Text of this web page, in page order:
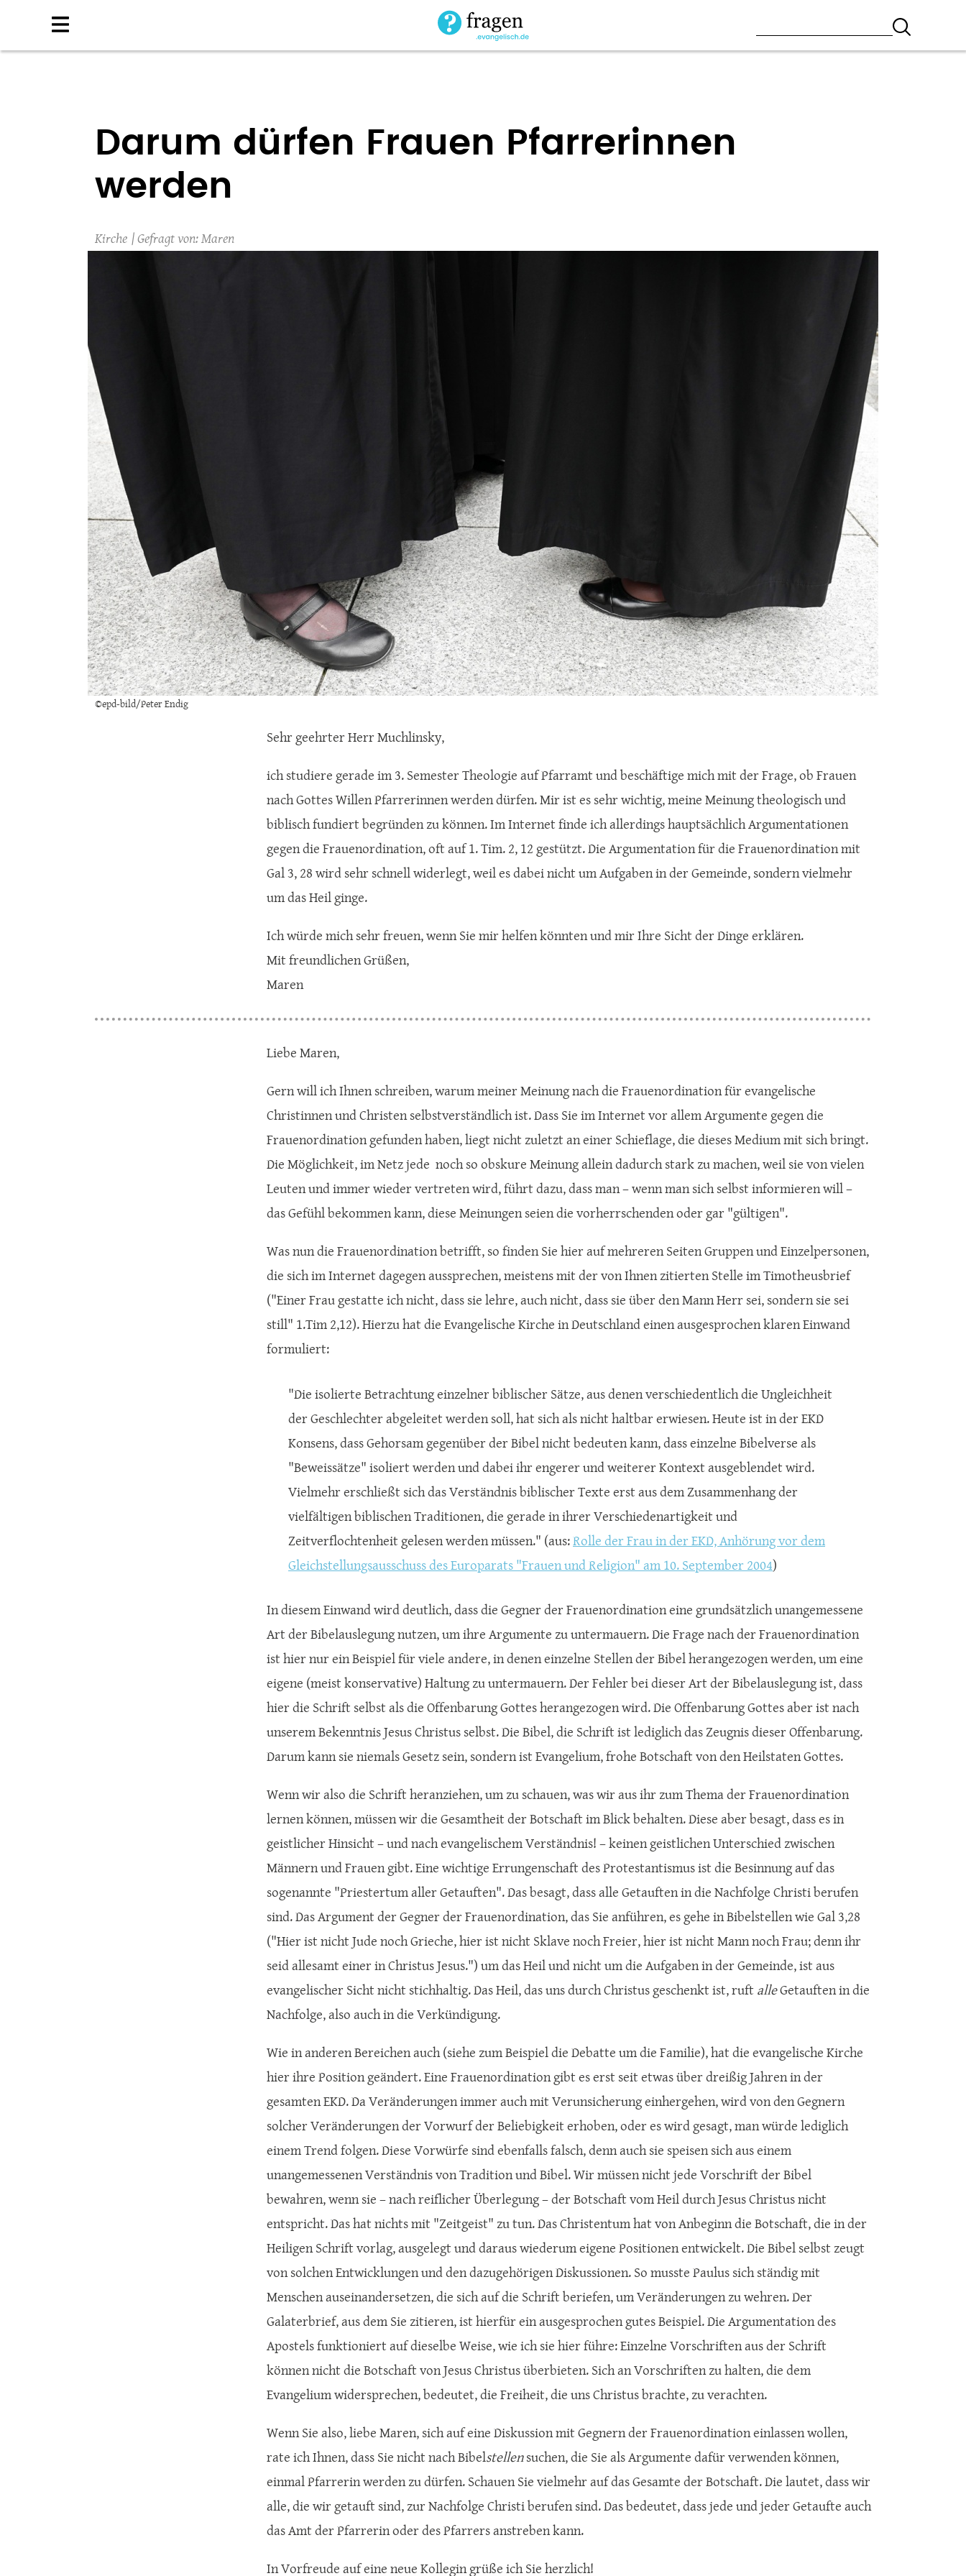
Darum dürfen Frauen Pfarrerinnen
werden
Kirche Maren
©epd-bild/Peter Endig
Sehr geehrter Herr Muchlinsky,
ich studiere gerade im 3. Semester Theologie auf Pfarramt und beschäftige mich mit der Frage, ob Frauen
nach Gottes Willen Pfarrerinnen werden dürfen. Mir ist es sehr wichtig, meine Meinung theologisch und
biblisch fundiert begründen zu können. Im Internet finde ich allerdings hauptsächlich Argumentationen
gegen die Frauenordination, oft auf 1. Tim. 2, 12 gestützt. Die Argumentation für die Frauenordination mit
Gal 3, 28 wird sehr schnell widerlegt, weil es dabei nicht um Aufgaben in der Gemeinde, sondern vielmehr
um das Heil ginge.
Ich würde mich sehr freuen, wenn Sie mir helfen könnten und mir Ihre Sicht der Dinge erklären.
Mit freundlichen Grüßen,
Maren
Liebe Maren,
Gern will ich Ihnen schreiben, warum meiner Meinung nach die Frauenordination für evangelische
Christinnen und Christen selbstverständlich ist. Dass Sie im Internet vor allem Argumente gegen die
Frauenordination gefunden haben, liegt nicht zuletzt an einer Schieflage, die dieses Medium mit sich bringt.
Die Möglichkeit, im Netz jede noch so obskure Meinung allein dadurch stark zu machen, weil sie von vielen
Leuten und immer wieder vertreten wird, führt dazu, dass man – wenn man sich selbst informieren will –
das Gefühl bekommen kann, diese Meinungen seien die vorherrschenden oder gar "gültigen".
Was nun die Frauenordination betrifft, so finden Sie hier auf mehreren Seiten Gruppen und Einzelpersonen,
die sich im Internet dagegen aussprechen, meistens mit der von Ihnen zitierten Stelle im Timotheusbrief
("Einer Frau gestatte ich nicht, dass sie lehre, auch nicht, dass sie über den Mann Herr sei, sondern sie sei
still" 1.Tim 2,12). Hierzu hat die Evangelische Kirche in Deutschland einen ausgesprochen klaren Einwand
formuliert:
"Die isolierte Betrachtung einzelner biblischer Sätze, aus denen verschiedentlich die Ungleichheit
der Geschlechter abgeleitet werden soll, hat sich als nicht haltbar erwiesen. Heute ist in der EKD
Konsens, dass Gehorsam gegenüber der Bibel nicht bedeuten kann, dass einzelne Bibelverse als
"Beweissätze" isoliert werden und dabei ihr engerer und weiterer Kontext ausgeblendet wird.
Vielmehr erschließt sich das Verständnis biblischer Texte erst aus dem Zusammenhang der
vielfältigen biblischen Traditionen, die gerade in ihrer Verschiedenartigkeit und
Zeitverflochtenheit gelesen werden müssen." (aus:Rolle der Frau in der EKD, Anhörung vor dem
Gleichstellungsausschuss des Europarats "Frauen und Religion" am 10. September 2004)
In diesem Einwand wird deutlich, dass die Gegner der Frauenordination eine grundsätzlich unangemessene
Art der Bibelauslegung nutzen, um ihre Argumente zu untermauern. Die Frage nach der Frauenordination
ist hier nur ein Beispiel für viele andere, in denen einzelne Stellen der Bibel herangezogen werden, um eine
eigene (meist konservative) Haltung zu untermauern. Der Fehler bei dieser Art der Bibelauslegung ist, dass
hier die Schrift selbst als die Offenbarung Gottes herangezogen wird. Die Offenbarung Gottes aber ist nach
unserem Bekenntnis Jesus Christus selbst. Die Bibel, die Schrift ist lediglich das Zeugnis dieser Offenbarung.
Darum kann sie niemals Gesetz sein, sondern ist Evangelium, frohe Botschaft von den Heilstaten Gottes.
Wenn wir also die Schrift heranziehen, um zu schauen, was wir aus ihr zum Thema der Frauenordination
lernen können, müssen wir die Gesamtheit der Botschaft im Blick behalten. Diese aber besagt, dass es in
geistlicher Hinsicht – und nach evangelischem Verständnis! – keinen geistlichen Unterschied zwischen
Männern und Frauen gibt. Eine wichtige Errungenschaft des Protestantismus ist die Besinnung auf das
sogenannte "Priestertum aller Getauften". Das besagt, dass alle Getauften in die Nachfolge Christi berufen
sind. Das Argument der Gegner der Frauenordination, das Sie anführen, es gehe in Bibelstellen wie Gal 3,28
("Hier ist nicht Jude noch Grieche, hier ist nicht Sklave noch Freier, hier ist nicht Mann noch Frau; denn ihr
seid allesamt einer in Christus Jesus.") um das Heil und nicht um die Aufgaben in der Gemeinde, ist aus
evangelischer Sicht nicht stichhaltig. Das Heil, das uns durch Christus geschenkt ist, ruft alleGetauften in die
Nachfolge, also auch in die Verkündigung.
Wie in anderen Bereichen auch (siehe zum Beispiel die Debatte um die Familie), hat die evangelische Kirche
hier ihre Position geändert. Eine Frauenordination gibt es erst seit etwas über dreißig Jahren in der
gesamten EKD. Da Veränderungen immer auch mit Verunsicherung einhergehen, wird von den Gegnern
solcher Veränderungen der Vorwurf der Beliebigkeit erhoben, oder es wird gesagt, man würde lediglich
einem Trend folgen. Diese Vorwürfe sind ebenfalls falsch, denn auch sie speisen sich aus einem
unangemessenen Verständnis von Tradition und Bibel. Wir müssen nicht jede Vorschrift der Bibel
bewahren, wenn sie – nach reiflicher Überlegung – der Botschaft vom Heil durch Jesus Christus nicht
entspricht. Das hat nichts mit "Zeitgeist" zu tun. Das Christentum hat von Anbeginn die Botschaft, die in der
Heiligen Schrift vorlag, ausgelegt und daraus wiederum eigene Positionen entwickelt. Die Bibel selbst zeugt
von solchen Entwicklungen und den dazugehörigen Diskussionen. So musste Paulus sich ständig mit
Menschen auseinandersetzen, die sich auf die Schrift beriefen, um Veränderungen zu wehren. Der
Galaterbrief, aus dem Sie zitieren, ist hierfür ein ausgesprochen gutes Beispiel. Die Argumentation des
Apostels funktioniert auf dieselbe Weise, wie ich sie hier führe: Einzelne Vorschriften aus der Schrift
können nicht die Botschaft von Jesus Christus überbieten. Sich an Vorschriften zu halten, die dem
Evangelium widersprechen, bedeutet, die Freiheit, die uns Christus brachte, zu verachten.
Wenn Sie also, liebe Maren, sich auf eine Diskussion mit Gegnern der Frauenordination einlassen wollen,
rate ich Ihnen, dass Sie nicht nach Bibelstellensuchen, die Sie als Argumente dafür verwenden können,
einmal Pfarrerin werden zu dürfen. Schauen Sie vielmehr auf das Gesamte der Botschaft. Die lautet, dass wir
alle, die wir getauft sind, zur Nachfolge Christi berufen sind. Das bedeutet, dass jede und jeder Getaufte auch
das Amt der Pfarrerin oder des Pfarrers anstreben kann.
In Vorfreude auf eine neue Kollegin grüße ich Sie herzlich!